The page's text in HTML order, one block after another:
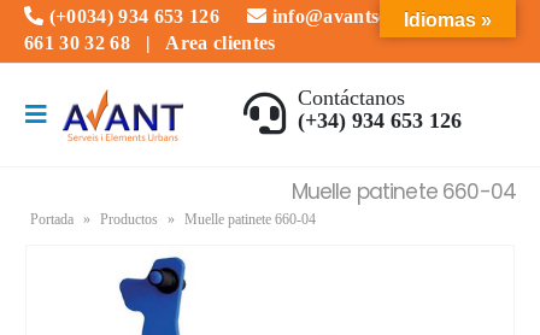
(+0034) 934 653 126
info@avantserveis.com
661 30 32 68 | Area clientes
Contáctanos
(+34) 934 653 126
Muelle patinete 660-04
Portada » Productos » Muelle patinete 660-04
Idiomas »